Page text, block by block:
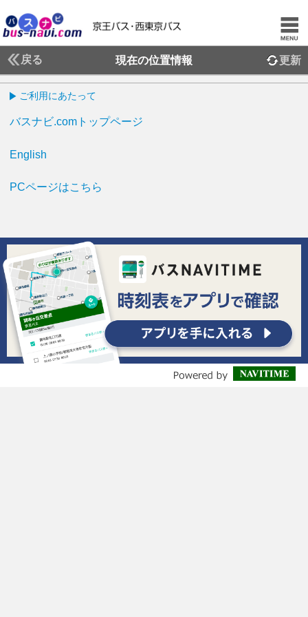
戻る 現在の位置情報 更新
ご利用にあたって
バスナビ.comトップページ
English
PCページはこちら